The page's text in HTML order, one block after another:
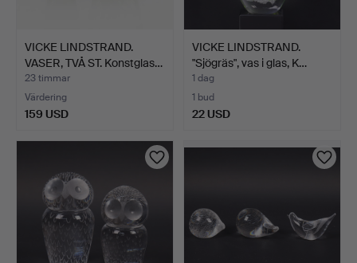
VICKE LINDSTRAND.
VASER, TVÅ ST. Konstglas…
23 timmar
Värdering
159 USD
VICKE LINDSTRAND.
"Sjögräs", vas i glas, K…
1 dag
1 bud
22 USD